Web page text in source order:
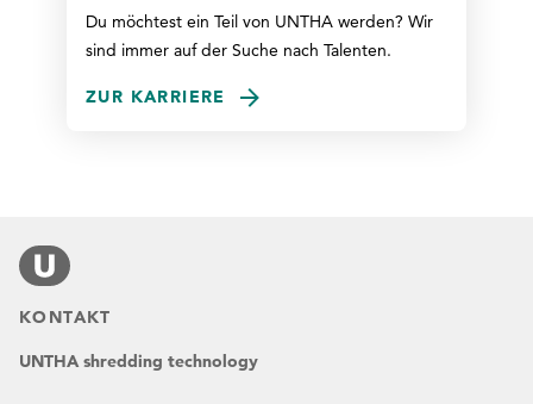
Du möchtest ein Teil von UNTHA werden? Wir
sind immer auf der Suche nach Talenten.
ZUR KARRIERE
KONTAKT
UNTHA shredding technology